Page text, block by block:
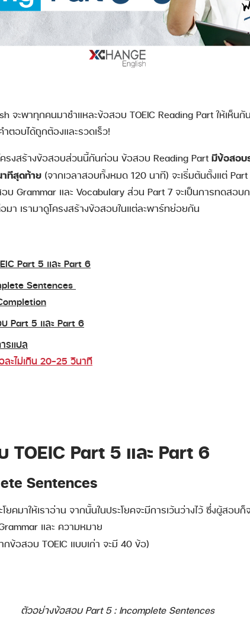
จะพาทุกคนมาชำแหละข้อสอบ TOEIC Reading Part ให้เห็น
ตอบได้ถูกต้องและรวดเร็ว!
รงสร้างข้อสอบส่วนนี้กันก่อน ข้อสอบ Reading Part มีข้อสอบ
าทีสุดท้าย (จากเวลาสอบทั้งหมด 120 นาที) จะเริ่มต้นตั้งแต่
บ Grammar และ Vocabulary ส่วน Part 7 จะเป็นการทดสอ
มา เรามาดูโครงสร้างข้อสอบในแต่ละพาร์ทย่อยกัน
Part 5 และ Part 6
Sentences
Part 5 และ Part 6
รแปล
ละไม่เกิน 20-25 วินาที
TOEIC Part 5 และ Part 6
Sentences
ยคมาให้เราอ่าน จากนั้นในประโยคจะมีการเว้นว่างไว้ ซึ่งผู้สอบ
และ ความหมาย
กข้อสอบ TOEIC แบบเก่า จะมี 40 ข้อ)
ตัวอย่างข้อสอบ Part 5 : Incomplete Sentences